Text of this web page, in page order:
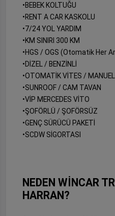
•BEBEK KOLTUĞU
•RENT A CAR KASKOLU
•7/24 YOL YARDIM
•KM SINIRI 300 KM
•HGS / OGS (Otomatik Her
•DİZEL / BENZİNLİ
•OTOMATİK VİTES /
•SUNROOF / CAM TAVAN
•VİP MERCEDES VİTO
•ŞOFÖRLÜ / ŞOFÖRSÜZ
•GENÇ SÜRÜCÜ PAKETİ
•SCDW SİGORTASI
NEDEN WİNCAR
HARRAN?